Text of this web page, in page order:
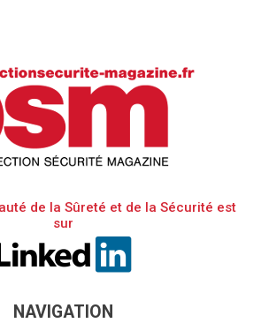
de la Sûreté et de la Sécurité est
sur
NAVIGATION